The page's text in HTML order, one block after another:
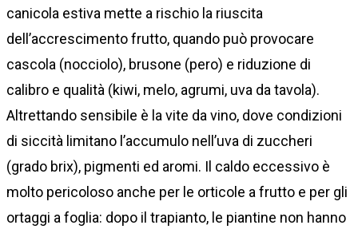
canicola estiva mette a rischio la riuscita
dell’accrescimento frutto, quando può provocare
cascola (nocciolo), brusone (pero) e riduzione di
calibro e qualità (kiwi, melo, agrumi, uva da tavola).
Altrettando sensibile è la vite da vino, dove condizioni
di siccità limitano l’accumulo nell’uva di zuccheri
(grado brix), pigmenti ed aromi. Il caldo eccessivo è
molto pericoloso anche per le orticole a frutto e per gli
ortaggi a foglia: dopo il trapianto, le piantine non hanno